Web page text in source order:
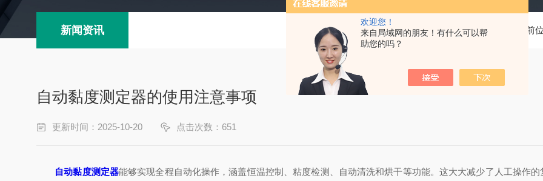
欢迎您！
来自局域网的朋友！有什么可以帮
助您的吗？
新闻资讯 当前
自动黏度测定器的使用注意事项
更新时间：2025-10-20 点击次数：651
自动黏度测定器能够实现全程自动化操作，涵盖恒温控制、粘度检测、自动清洗和烘干等功能。这大大减少了人工操作